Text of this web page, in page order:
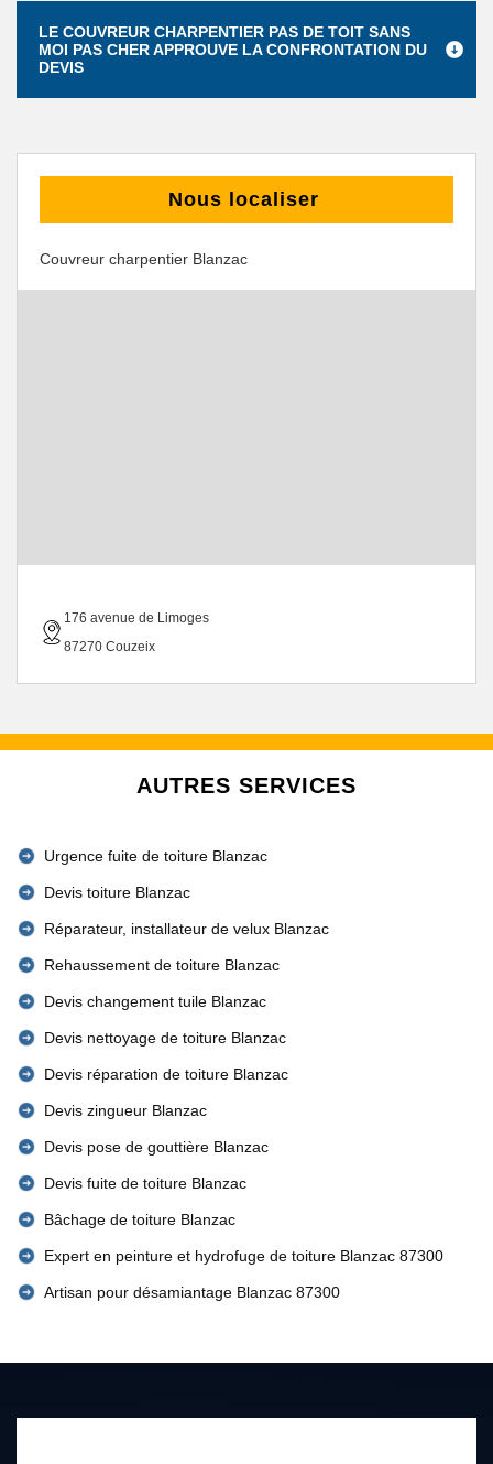
LE COUVREUR CHARPENTIER PAS DE TOIT SANS
MOI PAS CHER APPROUVE LA CONFRONTATION DU
DEVIS
Nous localiser
Couvreur charpentier Blanzac
176 avenue de Limoges
87270 Couzeix
AUTRES SERVICES
Urgence fuite de toiture Blanzac
Devis toiture Blanzac
Réparateur, installateur de velux Blanzac
Rehaussement de toiture Blanzac
Devis changement tuile Blanzac
Devis nettoyage de toiture Blanzac
Devis réparation de toiture Blanzac
Devis zingueur Blanzac
Devis pose de gouttière Blanzac
Devis fuite de toiture Blanzac
Bâchage de toiture Blanzac
Expert en peinture et hydrofuge de toiture Blanzac 87300
Artisan pour désamiantage Blanzac 87300